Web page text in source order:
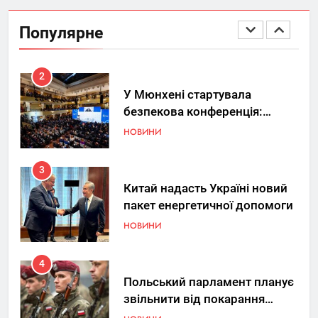
Популярне
вдосконалювати Patriot,
передаючи дані про удари РФ
2
У Мюнхені стартувала
безпекова конференція:
Україна знову у фокусі світу
НОВИНИ
3
Китай надасть Україні новий
пакет енергетичної допомоги
НОВИНИ
4
Польський парламент планує
звільнити від покарання